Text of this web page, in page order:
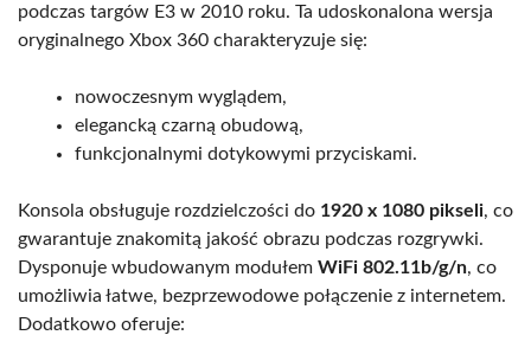
podczas targów E3 w 2010 roku. Ta udoskonalona wersja
oryginalnego Xbox 360 charakteryzuje się:
nowoczesnym wyglądem,
elegancką czarną obudową,
funkcjonalnymi dotykowymi przyciskami.
Konsola obsługuje rozdzielczości do 1920 x 1080 pikseli, co
gwarantuje znakomitą jakość obrazu podczas rozgrywki.
Dysponuje wbudowanym modułem WiFi 802.11b/g/n, co
umożliwia łatwe, bezprzewodowe połączenie z internetem.
Dodatkowo oferuje: